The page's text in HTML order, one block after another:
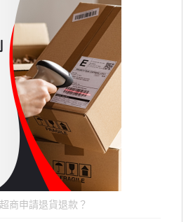
商申請退貨退款？